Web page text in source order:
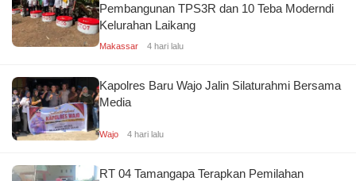
Pembangunan TPS3R dan 10 Teba Moderndi
Kelurahan Laikang
Makassar 4 hari lalu
Kapolres Baru Wajo Jalin Silaturahmi Bersama
Media
Wajo 4 hari lalu
RT 04 Tamangapa Terapkan Pemilahan